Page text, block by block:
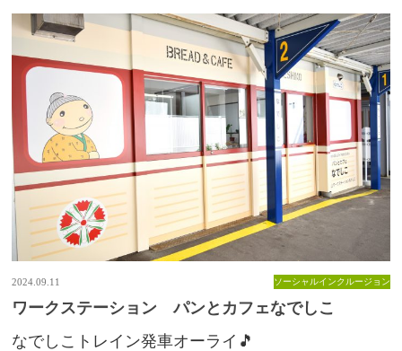
2024.09.11 ソーシャルインクルージョン
ワークステーション パンとカフェなでしこ
なでしこトレイン発車オーライ🎵